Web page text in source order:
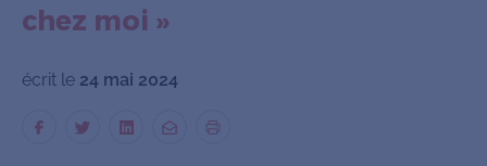
chez moi »
écrit le 24 mai 2024